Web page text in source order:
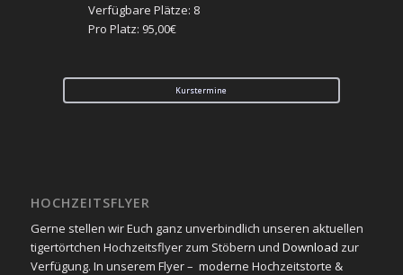
Verfügbare Plätze: 8
Pro Platz: 95,00€
Kurstermine
HOCHZEITSFLYER
Gerne stellen wir Euch ganz unverbindlich unseren aktuellen
tigertörtchen Hochzeitsflyer zum Stöbern und Download zur
Verfügung. In unserem Flyer – moderne Hochzeitstorte &